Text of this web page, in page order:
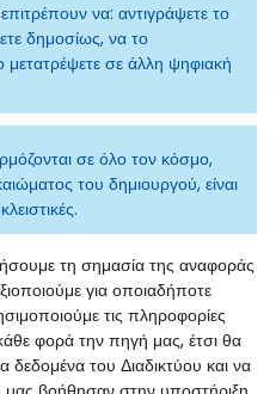
να: αντιγράψετε το
δημοσίως, να το
μετατρέψετε σε άλλη ψηφιακή
σε όλο τον κόσμο,
του δημιουργού, είναι
τη σημασία της αναφοράς
για οποιαδήποτε
τις πληροφορίες
φορά την πηγή μας, έτσι θα
δεδομένα του Διαδικτύου και να